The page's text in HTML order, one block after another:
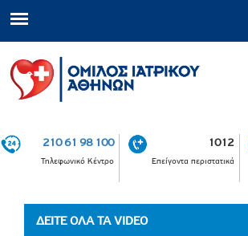
210 61 98 100
Τηλεφωνικό Κέντρο
1012
Επείγοντα περιστατικά
ΔΕΙΤΕ ΟΛΑ ΤΑ VIDEO